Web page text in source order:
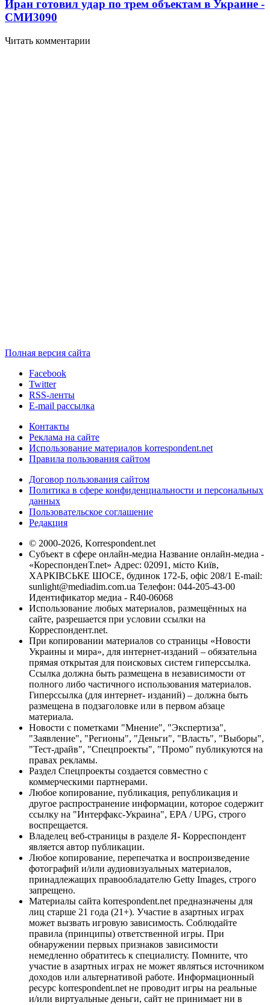
Иран готовил удар по трем объектам в Украине -
СМИ3090
Читать комментарии
Полная версия сайта
Facebook
Twitter
RSS-ленты
E-mail рассылка
Контакты
Реклама на сайте
Использование материалов korrespondent.net
Правила пользования сайтом
Договор пользования сайтом
Политика в сфере конфиденциальности и персональных
данных
Пользовательское соглашение
Редакция
© 2000-2026, Korrespondent.net
Субъект в сфере онлайн-медиа Название онлайн-медиа -
«КореспонденТ.net» Адрес: 02091, місто Київ,
ХАРКІВСЬКЕ ШОСЕ, будинок 172-Б, офіс 208/1 E-mail:
sunlight@mediadim.com.ua Телефон: 044-205-43-00
Идентификатор медиа - R40-06068
Использование любых материалов, размещённых на
сайте, разрешается при условии ссылки на
Корреспондент.net.
При копировании материалов со страницы «Новости
Украины и мира», для интернет-изданий – обязательна
прямая открытая для поисковых систем гиперссылка.
Ссылка должна быть размещена в независимости от
полного либо частичного использования материалов.
Гиперссылка (для интернет- изданий) – должна быть
размещена в подзаголовке или в первом абзаце
материала.
Новости с пометками "Мнение", "Экспертиза",
"Заявление", "Регионы", "Деньги", "Власть", "Выборы",
"Тест-драйв", "Спецпроекты", "Промо" публикуются на
правах рекламы.
Раздел Спецпроекты создается совместно с
коммерческими партнерами.
Любое копирование, публикация, републикация и
другое распространение информации, которое содержит
ссылку на "Интерфакс-Украина", EPA / UPG, строго
воспрещается.
Владелец веб-страницы в разделе Я- Корреспондент
является автор публикации.
Любое копирование, перепечатка и воспроизведение
фотографий и/или аудиовизуальных материалов,
принадлежащих правообладателю Getty Images, строго
запрещено.
Материалы сайта korrespondent.net предназначены для
лиц старше 21 года (21+). Участие в азартных играх
может вызвать игровую зависимость. Соблюдайте
правила (принципы) ответственной игры. При
обнаружении первых признаков зависимости
немедленно обратитесь к специалисту. Помните, что
участие в азартных играх не может являться источником
доходов или альтернативой работе. Информационный
ресурс korrespondent.net не проводит игры на реальные
и/или виртуальные деньги, сайт не принимает ни в